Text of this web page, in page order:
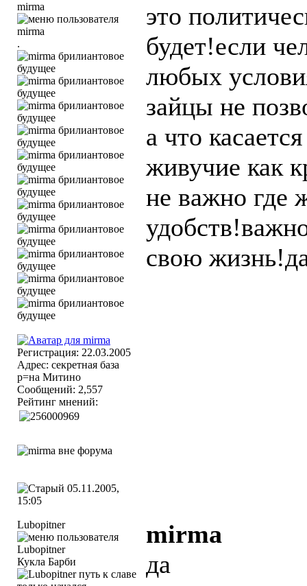
mirma
.
Регистрация: 22.03.2005
Адрес: секретная база
р=на Митино
Сообщений: 2,557
Рейтинг мнений:
это
будет!если
любых
зайцы не
а что
живучие как
не важно где
свою
05.11.2005,
15:05
Lubopitner
Кукла Барби
mirma
да